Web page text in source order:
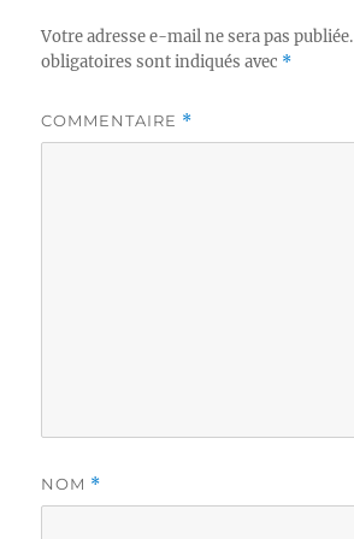
Votre adresse e-mail ne sera pas publiée.
obligatoires sont indiqués avec *
COMMENTAIRE *
NOM *